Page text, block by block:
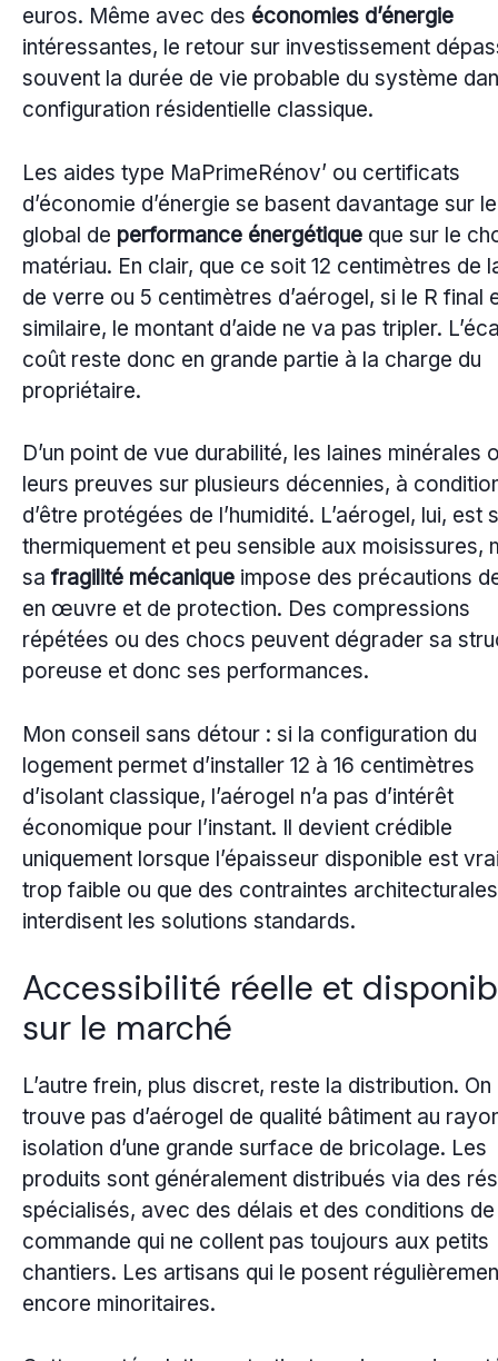
euros. Même avec des économies d’énergie
intéressantes, le retour sur investissement
souvent la durée de vie probable du système
configuration résidentielle classique.
Les aides type MaPrimeRénov’ ou certificats
d’économie d’énergie se basent davantage sur
global de performance énergétique que sur le
matériau. En clair, que ce soit 12 centimètres de
de verre ou 5 centimètres d’aérogel, si le R final
similaire, le montant d’aide ne va pas tripler.
coût reste donc en grande partie à la charge du
propriétaire.
D’un point de vue durabilité, les laines minérales
leurs preuves sur plusieurs décennies, à
d’être protégées de l’humidité. L’aérogel, lui, est
thermiquement et peu sensible aux moisissures,
sa fragilité mécanique impose des précautions
en œuvre et de protection. Des compressions
répétées ou des chocs peuvent dégrader sa
poreuse et donc ses performances.
Mon conseil sans détour : si la configuration du
logement permet d’installer 12 à 16 centimètres
d’isolant classique, l’aérogel n’a pas d’intérêt
économique pour l’instant. Il devient crédible
uniquement lorsque l’épaisseur disponible est
trop faible ou que des contraintes architecturales
interdisent les solutions standards.
Accessibilité réelle et
sur le marché
L’autre frein, plus discret, reste la distribution. On
trouve pas d’aérogel de qualité bâtiment au
isolation d’une grande surface de bricolage. Les
produits sont généralement distribués via des
spécialisés, avec des délais et des conditions de
commande qui ne collent pas toujours aux petits
chantiers. Les artisans qui le posent
encore minoritaires.